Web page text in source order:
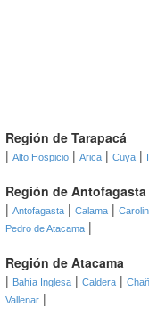
Región de Tarapacá
| Alto Hospicio | Arica | Cuya |
Región de Antofagasta
| Antofagasta | Calama |
Pedro de Atacama |
Región de Atacama
| Bahía Inglesa | Caldera |
Vallenar |